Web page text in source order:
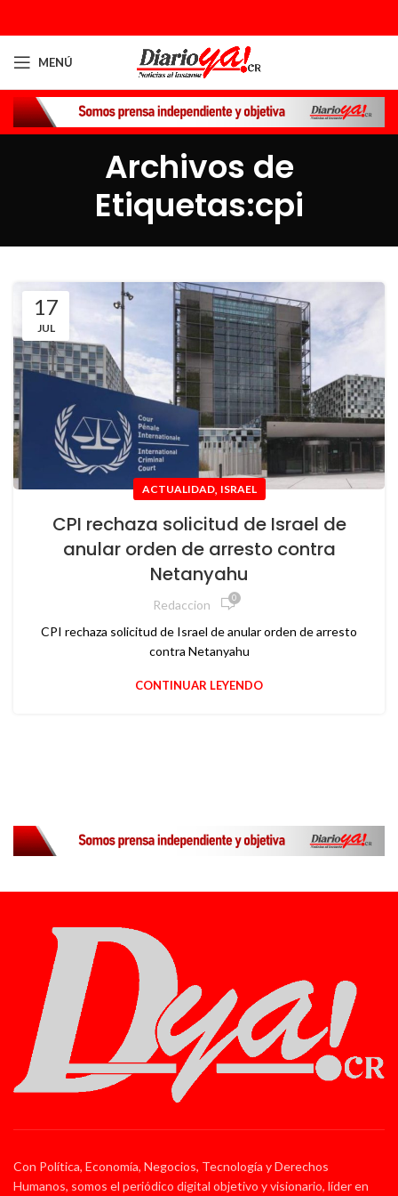
MENÚ
Archivos de
Etiquetas:cpi
17
JUL
ACTUALIDAD, ISRAEL
CPI rechaza solicitud de Israel de
anular orden de arresto contra
Netanyahu
Redaccion 0
CPI rechaza solicitud de Israel de anular orden de arresto
contra Netanyahu
CONTINUAR LEYENDO
Con Política, Economía, Negocios, Tecnología y Derechos
Humanos, somos el periódico digital objetivo y visionario, líder en